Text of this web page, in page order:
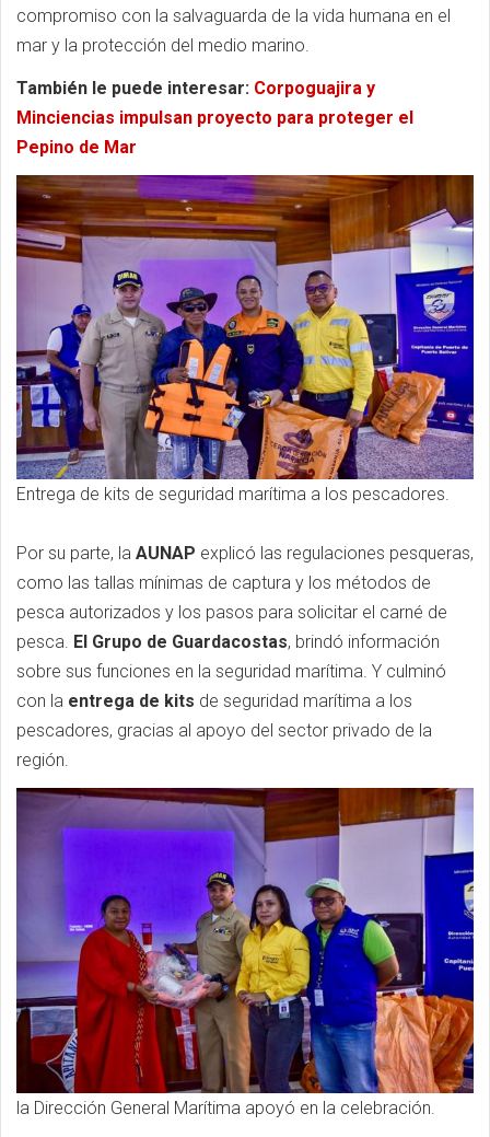
compromiso con la salvaguarda de la vida humana en el
mar y la protección del medio marino.
También le puede interesar: Corpoguajira y
Minciencias impulsan proyecto para proteger el
Pepino de Mar
Entrega de kits de seguridad marítima a los pescadores.
Por su parte, la AUNAP explicó las regulaciones pesqueras,
como las tallas mínimas de captura y los métodos de
pesca autorizados y los pasos para solicitar el carné de
pesca. El Grupo de Guardacostas, brindó información
sobre sus funciones en la seguridad marítima. Y culminó
con la entrega de kits de seguridad marítima a los
pescadores, gracias al apoyo del sector privado de la
región.
la Dirección General Marítima apoyó en la celebración.